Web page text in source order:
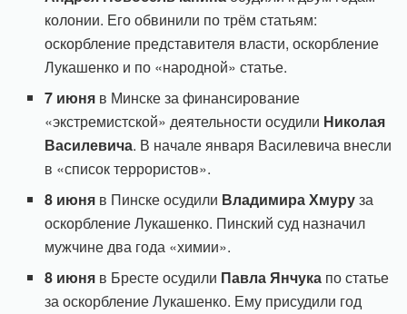
колонии. Его обвинили по трём статьям:
оскорбление представителя власти, оскорбление
Лукашенко и по «народной» статье.
7 июня в Минске за финансирование
«экстремистской» деятельности осудили Николая
Василевича. В начале января Василевича внесли
в «список террористов».
8 июня в Пинске осудили Владимира Хмуруза
оскорбление Лукашенко. Пинский суд назначил
мужчине два года «химии».
8 июня в Бресте осудили Павла Янчука по статье
за оскорбление Лукашенко. Ему присудили год